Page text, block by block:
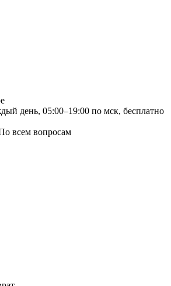
день, 05:00–19:00 по мск, бесплатно
всем вопросам